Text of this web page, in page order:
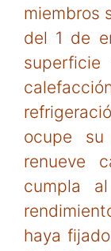
miembros
del 1 de
ocupe su
renueve
cumpla
haya